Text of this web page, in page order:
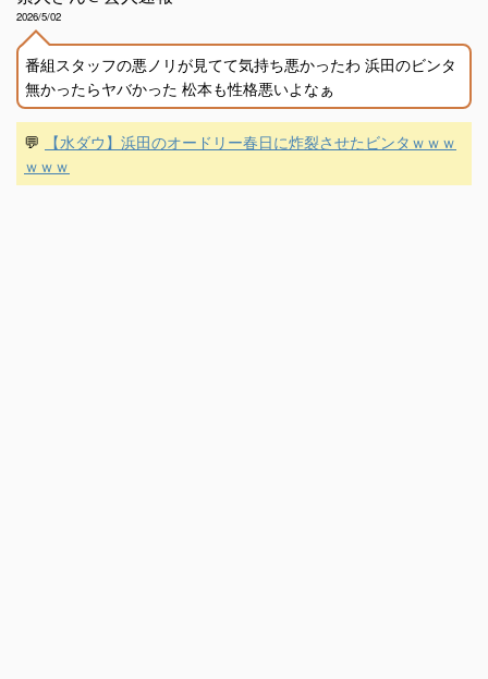
2026/5/02
番組スタッフの悪ノリが見てて気持ち悪かったわ 浜田のビンタ
無かったらヤバかった 松本も性格悪いよなぁ
💬
【水ダウ】浜田のオードリー春日に炸裂させたビンタｗｗｗ
ｗｗｗ